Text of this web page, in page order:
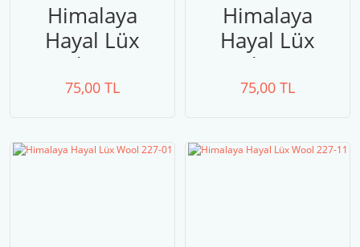
Himalaya
Hayal Lüx
Wool 227-18
75,00 TL
Himalaya
Hayal Lüx
Wool 227-25
75,00 TL